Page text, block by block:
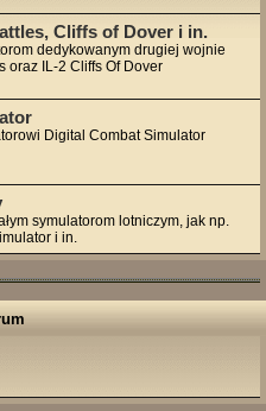
Cliffs of Dover i in.
dedykowanym drugiej wojnie
oraz IL-2 Cliffs Of Dover
Digital Combat Simulator
symulatorom lotniczym, jak np.
i in.